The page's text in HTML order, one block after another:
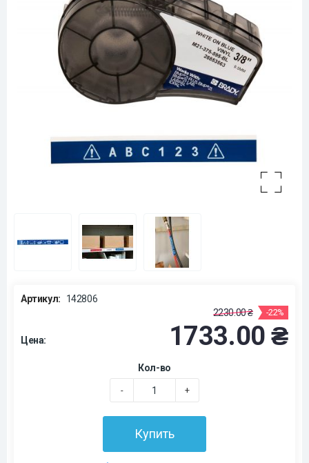
Артикул: 142806
Цена:
2230.00 ₴ -22%
1733.00 ₴
Кол-во
- +
Купить